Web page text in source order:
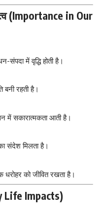
(Importance in Our
संपदा में वृद्धि होती है।
रहती है।
में सकारात्मकता आती है।
संदेश मिलता है।
धरोहर को जीवित रखता है।
Life Impacts)